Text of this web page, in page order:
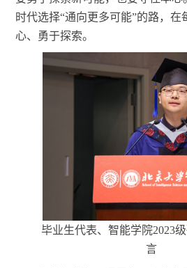
时代选择“通向更多可能”的路，
心、勇于探索。
毕业生代表、智能学院2023
言